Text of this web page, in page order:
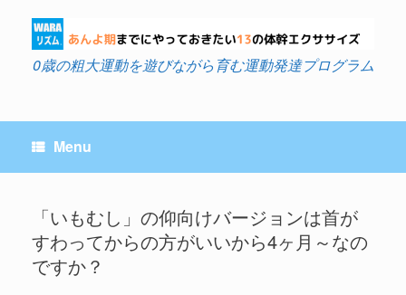
content
0歳の粗大運動を遊びながら育む運動発達プログラム
Menu
「いもむし」の仰向けバージョンは首が
すわってからの方がいいから4ヶ月～なの
ですか？
Post navigation